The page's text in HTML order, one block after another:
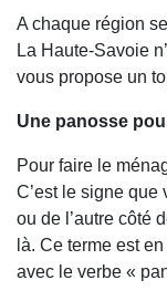
A chaque région
La Haute-Savoie
vous propose un
Une panosse
Pour faire le
C’est le signe
ou de l’autre côté
là. Ce terme est
avec le verbe «